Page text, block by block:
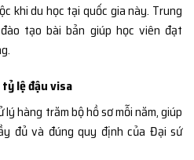
khi du học tại quốc gia này. Trung
tạo bài bản giúp học viên đạt
lệ đậu visa
hàng trăm bộ hồ sơ mỗi năm, giúp
đủ và đúng quy định của Đại sứ